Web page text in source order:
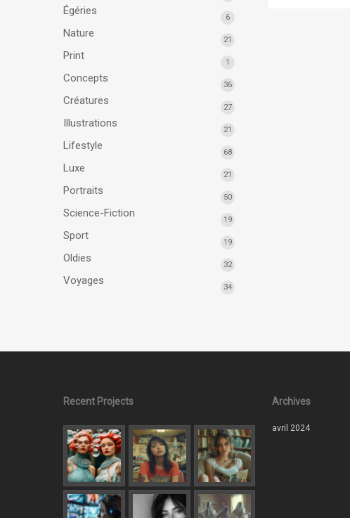
Égéries
6
Nature
21
Print
1
Concepts
36
Créatures
27
Illustrations
21
Lifestyle
68
Luxe
21
Portraits
50
Science-Fiction
19
Sport
19
Oldies
32
Voyages
34
Recent Projects Archives
avril 2024